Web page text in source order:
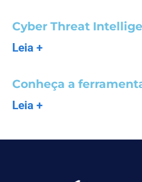
Cyber Threat
Leia +
Conheça a
Leia +